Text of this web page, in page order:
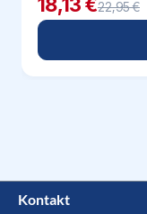
22,95 €
Kontakt